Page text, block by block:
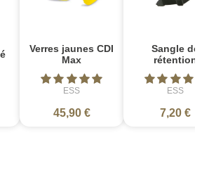
Verres jaunes CDI
Max
ESS
45,90 €
Sangle de
rétention
ESS
7,20 €